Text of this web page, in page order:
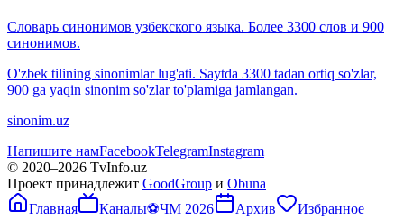
Словарь синонимов узбекского языка. Более 3300 слов и 900
синонимов.
O'zbek tilining sinonimlar lug'ati. Saytda 3300 tadan ortiq so'zlar,
900 ga yaqin sinonim so'zlar to'plamiga jamlangan.
sinonim.uz
Напишите намFacebookTelegramInstagram
© 2020–2026 TvInfo.uz
Проект принадлежит GoodGroup и Obuna
Главная
Каналы⚽ЧМ 2026 Архив Избранное